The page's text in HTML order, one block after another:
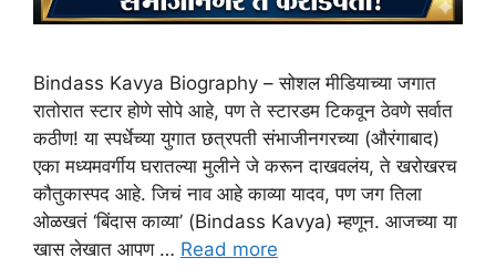
Bindass Kavya Biography – सोशल मीडियाच्या जगात
रातोरात स्टार होणे सोपे आहे, पण ते स्टारडम टिकवून ठेवणे सर्वात
कठीण! या स्पर्धेच्या युगात छत्रपती संभाजीनगरच्या (औरंगाबाद)
एका मध्यमवर्गीय घरातल्या मुलीने जे करून दाखवलंय, ते खरोखरच
कौतुकास्पद आहे. जिचं नाव आहे काव्या यादव, पण जग तिला
ओळखतं ‘बिंदास काव्या’ (Bindass Kavya) म्हणून. आजच्या या
खास लेखात आपण … Read more